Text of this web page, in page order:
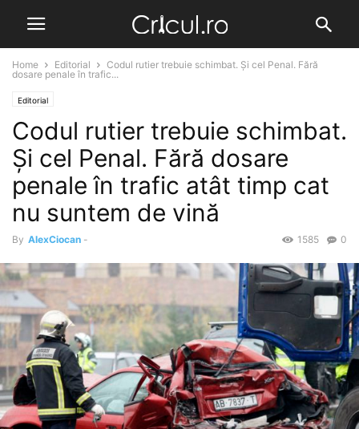
Home Editorial
Codul rutier trebuie schimbat. Și cel Penal. Fără
dosare penale în trafic...
Editorial
Codul rutier trebuie schimbat.
Și cel Penal. Fără dosare
penale în trafic atât timp cat
nu suntem de vină
By AlexCiocan - 0
1585